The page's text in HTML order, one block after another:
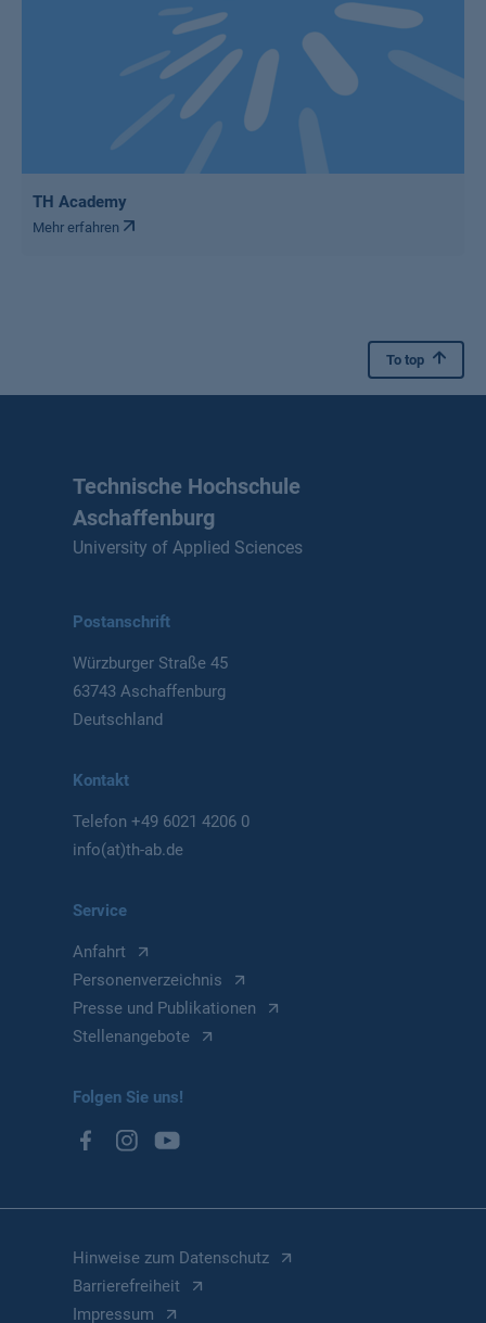
TH Academy
Mehr erfahren
To top
Technische Hochschule
Aschaffenburg
University of Applied Sciences
Postanschrift
Würzburger Straße 45
63743 Aschaffenburg
Deutschland
Kontakt
Telefon+49 6021 4206 0
info(at)th-ab.de
Service
Anfahrt
Personenverzeichnis
Presse und Publikationen
Stellenangebote
Folgen Sie uns!
Hinweise zum Datenschutz
Barrierefreiheit
Impressum